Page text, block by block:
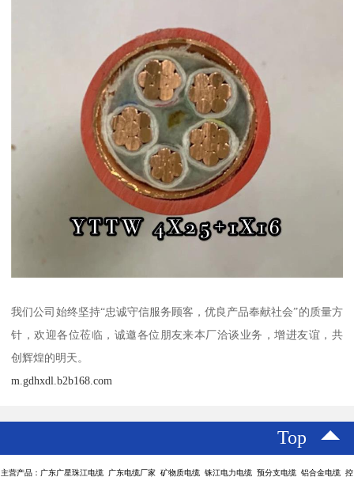
我们公司始终坚持“忠诚守信服务顾客，优良产品奉献社会”的质量方
针，欢迎各位莅临，诚邀各位朋友来本厂洽谈业务，增进友谊，共
创辉煌的明天。
m.gdhxdl.b2b168.com
Top
主营产品：广东广星珠江电缆 广东电缆厂家 矿物质电缆 铢江电力电缆 预分支电缆 铝合金电缆 控